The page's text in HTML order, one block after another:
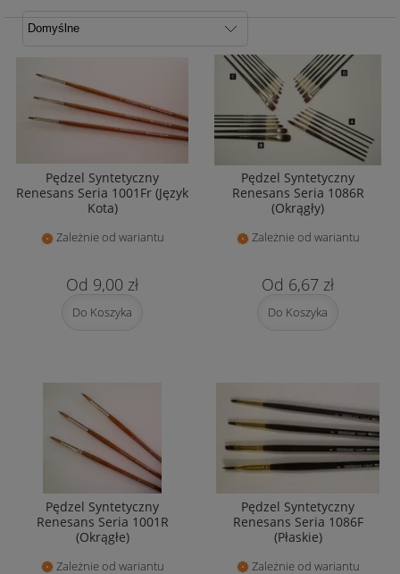
Pędzel Syntetyczny
Renesans Seria 1001Fr (Język
Kota)
Zależnie od wariantu
9,00 zł
Do Koszyka
Pędzel Syntetyczny
Renesans Seria 1086R
(Okrągły)
Zależnie od wariantu
6,67 zł
Do Koszyka
Pędzel Syntetyczny
Renesans Seria 1001R
(Okrągłe)
Zależnie od wariantu
Pędzel Syntetyczny
Renesans Seria 1086F
(Płaskie)
Zależnie od wariantu